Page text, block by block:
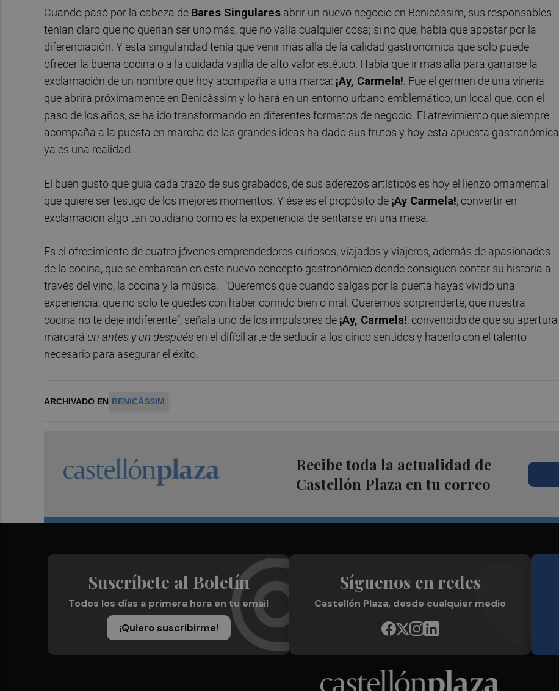
Cuando pasó por la cabeza de Bares Singulares abrir un nuevo negocio en Benicàssim, sus responsables
tenían claro que no querían ser uno más, que no valía cualquier cosa; si no que, había que apostar por la
diferenciación. Y esta singularidad tenía que venir más allá de la calidad gastronómica que solo puede
ofrecer la buena cocina o a la cuidada vajilla de alto valor estético. Había que ir más allá para ganarse la
exclamación de un nombre que hoy acompaña a una marca: ¡Ay, Carmela!. Fue el germen de una vinería
que abrirá próximamente en Benicàssim y lo hará en un entorno urbano emblemático, un local que, con el
paso de los años, se ha ido transformando en diferentes formatos de negocio. El atrevimiento que siempre
acompaña a la puesta en marcha de las grandes ideas ha dado sus frutos y hoy esta apuesta gastronómica
ya es una realidad.
El buen gusto que guía cada trazo de sus grabados, de sus aderezos artísticos es hoy el lienzo ornamental
que quiere ser testigo de los mejores momentos. Y ése es el propósito de ¡Ay Carmela!, convertir en
exclamación algo tan cotidiano como es la experiencia de sentarse en una mesa.
Es el ofrecimiento de cuatro jóvenes emprendedores curiosos, viajados y viajeros, además de apasionados
de la cocina, que se embarcan en este nuevo concepto gastronómico donde consiguen contar su historia a
través del vino, la cocina y la música. "Queremos que cuando salgas por la puerta hayas vivido una
experiencia, que no solo te quedes con haber comido bien o mal. Queremos sorprenderte, que nuestra
cocina no te deje indiferente”, señala uno de los impulsores de ¡Ay, Carmela!, convencido de que su apertura
marcará un antes y un después en el difícil arte de seducir a los cinco sentidos y hacerlo con el talento
necesario para asegurar el éxito.
ARCHIVADO EN BENICÀSSIM
Recibe toda la actualidad de
Castellón Plaza en tu correo
Suscríbete al Boletín
Todos los días a primera hora en tu email
¡Quiero suscribirme!
Síguenos en redes
Castellón Plaza, desde cualquier medio